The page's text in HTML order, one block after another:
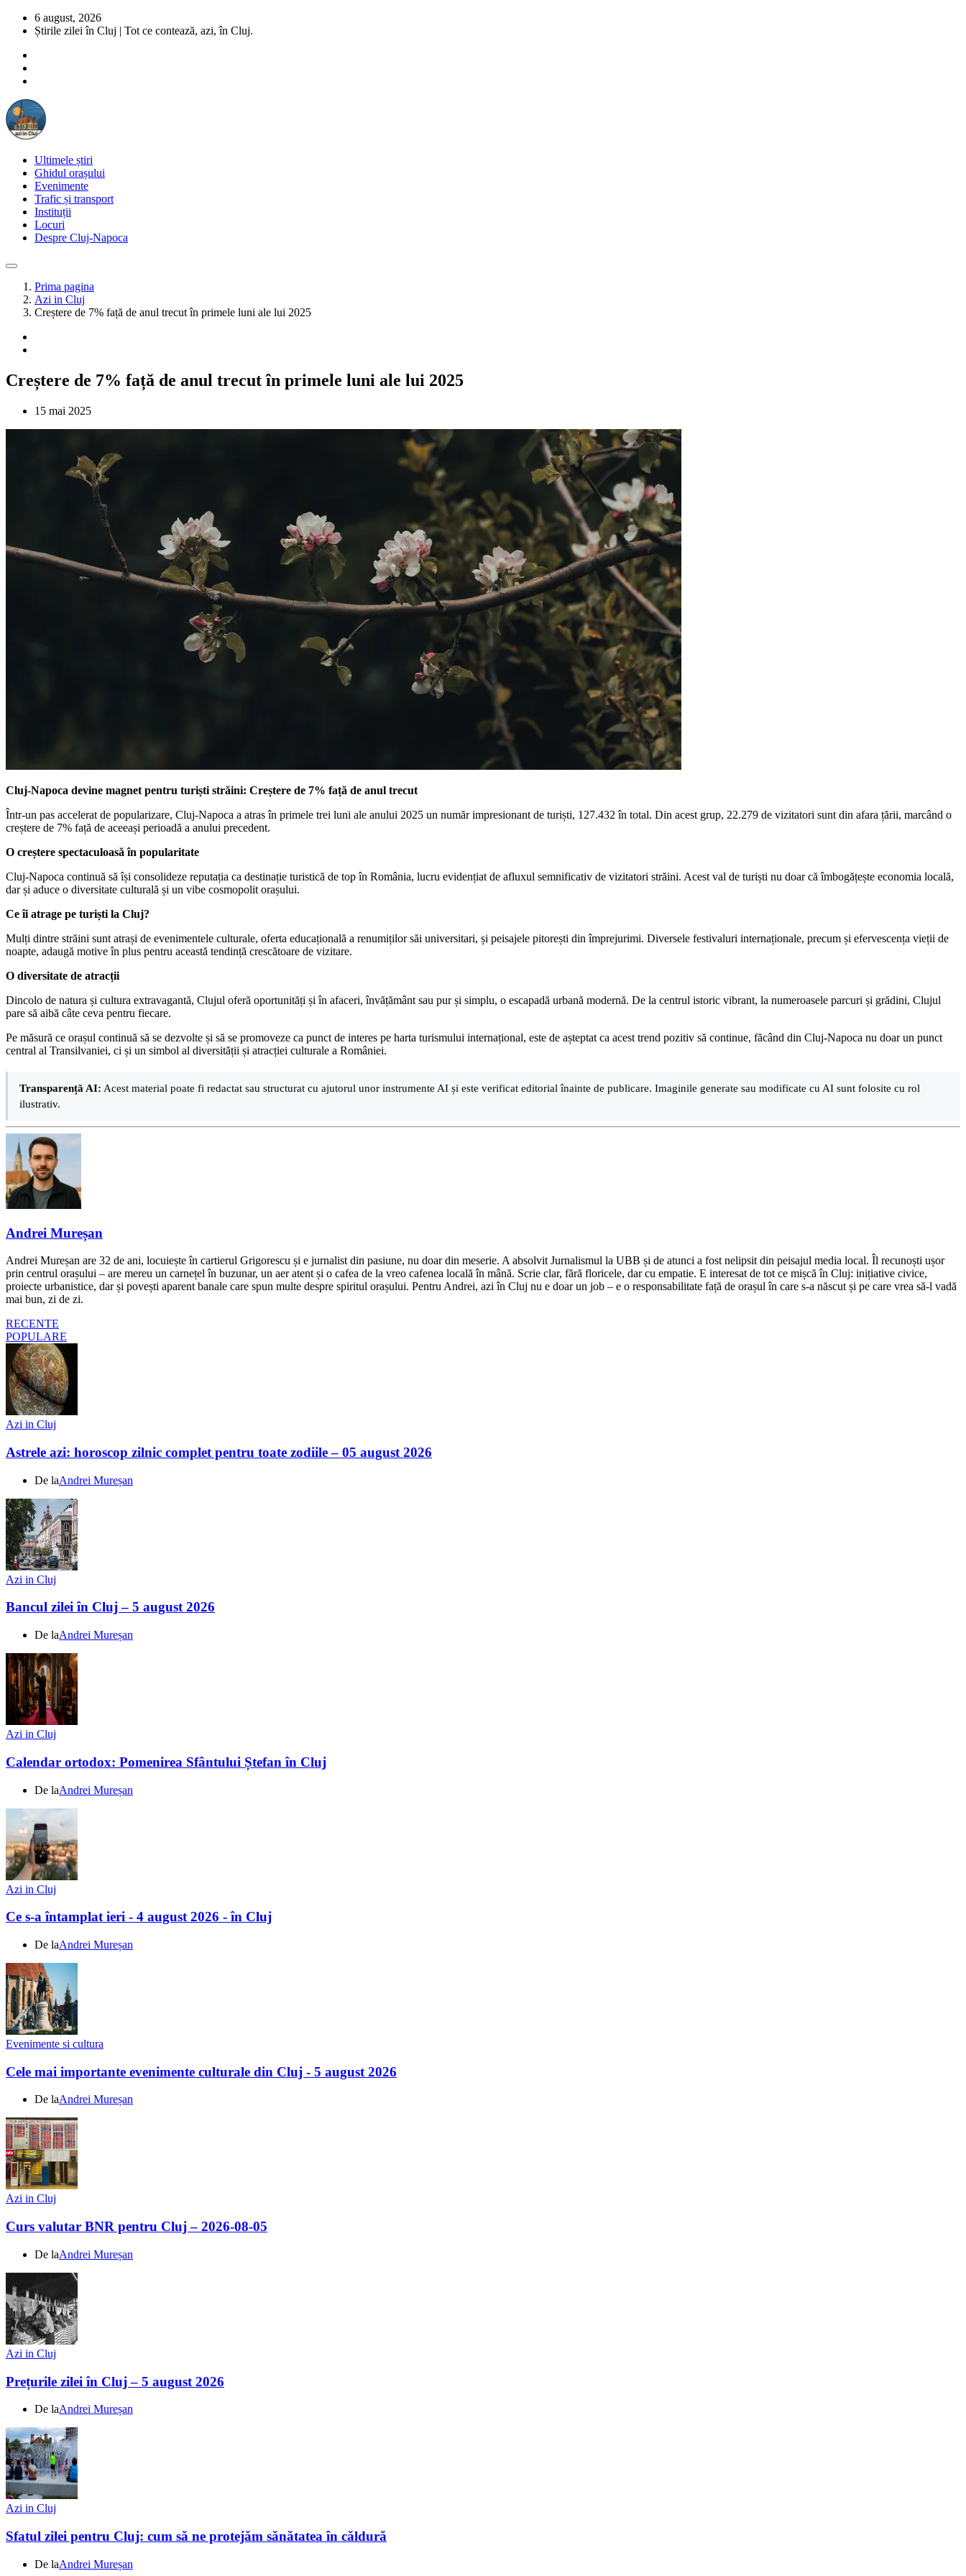
6 august, 2026
Știrile zilei în Cluj | Tot ce contează, azi, în Cluj.
Ultimele știri
Ghidul orașului
Evenimente
Trafic și transport
Instituții
Locuri
Despre Cluj-Napoca
Prima pagina
Azi in Cluj
Creștere de 7% față de anul trecut în primele luni ale lui 2025
Creștere de 7% față de anul trecut în primele luni ale lui 2025
15 mai 2025
Cluj-Napoca devine magnet pentru turiști străini: Creștere de 7% față de anul trecut
Într-un pas accelerat de popularizare, Cluj-Napoca a atras în primele trei luni ale anului 2025 un număr impresionant de turiști, 127.432 în total. Din acest grup, 22.279 de vizitatori sunt din afara țării, marcând o
creștere de 7% față de aceeași perioadă a anului precedent.
O creștere spectaculoasă în popularitate
Cluj-Napoca continuă să își consolideze reputația ca destinație turistică de top în România, lucru evidențiat de afluxul semnificativ de vizitatori străini. Acest val de turiști nu doar că îmbogățește economia locală,
dar și aduce o diversitate culturală și un vibe cosmopolit orașului.
Ce îi atrage pe turiști la Cluj?
Mulți dintre străini sunt atrași de evenimentele culturale, oferta educațională a renumiților săi universitari, și peisajele pitorești din împrejurimi. Diversele festivaluri internaționale, precum și efervescența vieții de
noapte, adaugă motive în plus pentru această tendință crescătoare de vizitare.
O diversitate de atracții
Dincolo de natura și cultura extravagantă, Clujul oferă oportunități și în afaceri, învățământ sau pur și simplu, o escapadă urbană modernă. De la centrul istoric vibrant, la numeroasele parcuri și grădini, Clujul
pare să aibă câte ceva pentru fiecare.
Pe măsură ce orașul continuă să se dezvolte și să se promoveze ca punct de interes pe harta turismului internațional, este de așteptat ca acest trend pozitiv să continue, făcând din Cluj-Napoca nu doar un punct
central al Transilvaniei, ci și un simbol al diversității și atracției culturale a României.
Transparență AI: Acest material poate fi redactat sau structurat cu ajutorul unor instrumente AI și este verificat editorial înainte de publicare. Imaginile generate sau modificate cu AI sunt folosite cu rol
ilustrativ.
Andrei Mureșan
Andrei Mureșan are 32 de ani, locuiește în cartierul Grigorescu și e jurnalist din pasiune, nu doar din meserie. A absolvit Jurnalismul la UBB și de atunci a fost nelipsit din peisajul media local. Îl recunoști ușor
prin centrul orașului – are mereu un carnețel în buzunar, un aer atent și o cafea de la vreo cafenea locală în mână. Scrie clar, fără floricele, dar cu empatie. E interesat de tot ce mișcă în Cluj: inițiative civice,
proiecte urbanistice, dar și povești aparent banale care spun multe despre spiritul orașului. Pentru Andrei, azi în Cluj nu e doar un job – e o responsabilitate față de orașul în care s-a născut și pe care vrea să-l vadă
mai bun, zi de zi.
RECENTE
POPULARE
Azi in Cluj
Astrele azi: horoscop zilnic complet pentru toate zodiile – 05 august 2026
De laAndrei Mureșan
Azi in Cluj
Bancul zilei în Cluj – 5 august 2026
De laAndrei Mureșan
Azi in Cluj
Calendar ortodox: Pomenirea Sfântului Ștefan în Cluj
De laAndrei Mureșan
Azi in Cluj
Ce s-a întamplat ieri - 4 august 2026 - în Cluj
De laAndrei Mureșan
Evenimente si cultura
Cele mai importante evenimente culturale din Cluj - 5 august 2026
De laAndrei Mureșan
Azi in Cluj
Curs valutar BNR pentru Cluj – 2026-08-05
De laAndrei Mureșan
Azi in Cluj
Prețurile zilei în Cluj – 5 august 2026
De laAndrei Mureșan
Azi in Cluj
Sfatul zilei pentru Cluj: cum să ne protejăm sănătatea în căldură
De laAndrei Mureșan